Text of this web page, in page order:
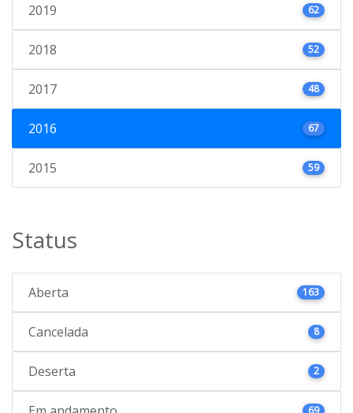
2019 62
2018 52
2017 48
2016 67
2015 59
Status
Aberta 163
Cancelada 8
Deserta 2
69